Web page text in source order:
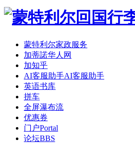
蒙特利尔家政服务
加蒂諾华人网
加知乎
AI客服助手AI客服助手
英语书库
拼车
全屏瀑布流
优惠券
门户Portal
论坛BBS